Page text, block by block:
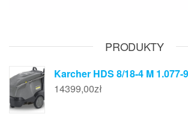
PRODUKTY
Karcher HDS 8/18-4 M 1.077-
14399,00zł